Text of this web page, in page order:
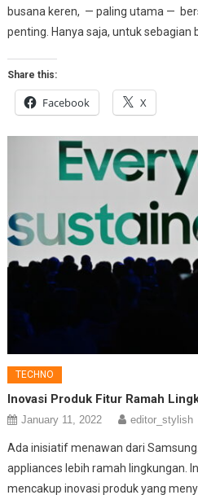
busana keren, — paling utama —
penting. Hanya saja, untuk sebagian
Share this:
Facebook X
TECHNO
Inovasi Produk Fitur Ramah
January 11, 2022 editor_stylish
Ada inisiatif menawan dari
appliances lebih ramah lingkungan.
mencakup inovasi produk yang